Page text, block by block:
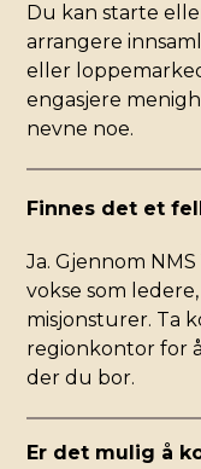
Du kan starte
arrangere
eller
engasjere
nevne noe.
Finnes det et
Ja. Gjennom
vokse som
misjonsturer. Ta
regionkontor for
der du bor.
Er det mulig å